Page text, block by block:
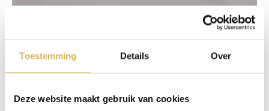
Toestemming Details Over
Deze website maakt gebruik van cookies
Vanaf€28,83